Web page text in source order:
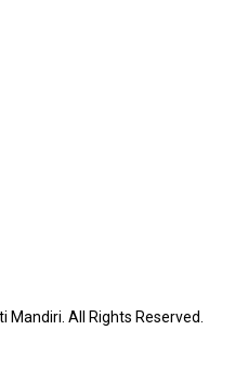
All Rights Reserved.